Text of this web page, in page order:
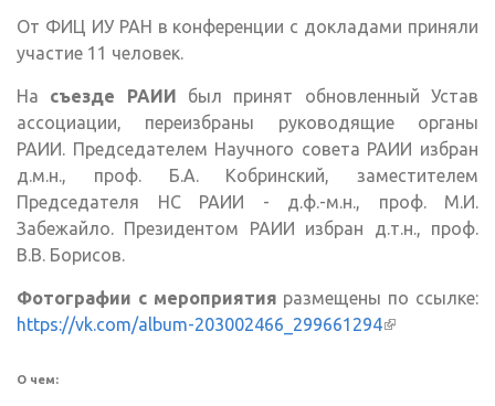
От ФИЦ ИУ РАН в конференции с докладами приняли
участие 11 человек.
На съезде РАИИ был принят обновленный Устав
ассоциации, переизбраны руководящие органы
РАИИ. Председателем Научного совета РАИИ избран
д.м.н., проф. Б.А. Кобринский, заместителем
Председателя НС РАИИ - д.ф.-м.н., проф. М.И.
Забежайло. Президентом РАИИ избран д.т.н., проф.
В.В. Борисов.
Фотографии с мероприятия размещены по ссылке:
https://vk.com/album-203002466_299661294(внешняя
О чем: